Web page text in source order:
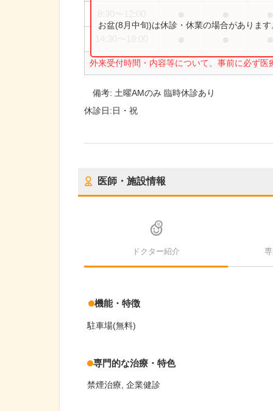
外来受付時間・内容等について、事前に必ず医
お盆(8月中旬)は休診・休業の場合がありま
備考: 土曜AMのみ 臨時休診あり
休診日:日・祝
医師・施設情報
ドクター紹介
機能・特徴
駐車場(無料)
専門的な治療・特色
禁煙治療 企業健診